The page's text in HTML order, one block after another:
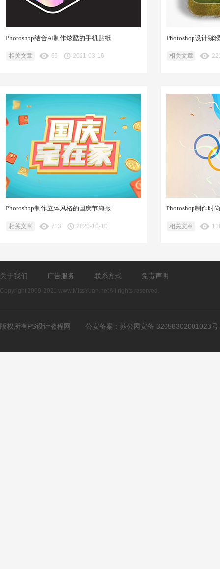
Photoshop结合AI制作炫酷的手机贴纸
相关文章 65 2021-03-16
Photoshop设计猕
相关文章
Photoshop制作立体风格的国庆节海报
相关文章 713 2020-10-10
Photoshop制作时
相关文章
关于我们 广告服务 联系方式 免责声明
Copyright 2009-2021 www.MissYuan.net All rights reserved.
版权所有PS设计教程网 公安备案： 苏公网安备 32058302001023号